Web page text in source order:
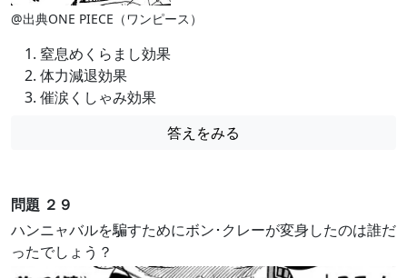
@出典ONE PIECE（ワンピース）
窒息めくらまし効果
体力減退効果
催涙くしゃみ効果
答えをみる
問題 ２９
ハンニャバルを騙すためにボン･クレーが変身したのは誰だ
ったでしょう？